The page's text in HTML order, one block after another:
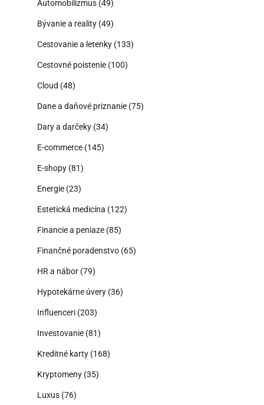
Automobilizmus (49)
Bývanie a reality (49)
Cestovanie a letenky (133)
Cestovné poistenie (100)
Cloud (48)
Dane a daňové priznanie (75)
Dary a darčeky (34)
E-commerce (145)
E-shopy (81)
Energie (23)
Estetická medicína (122)
Financie a peniaze (85)
Finančné poradenstvo (65)
HR a nábor (79)
Hypotekárne úvery (36)
Influenceri (203)
Investovanie (81)
Kreditné karty (168)
Kryptomeny (35)
Luxus (76)